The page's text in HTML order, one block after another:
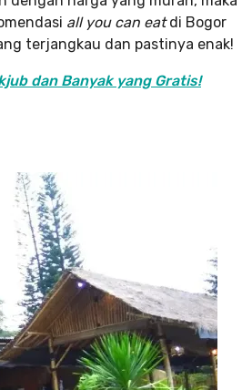
all you can eatdi Bogor
terjangkau dan pastinya enak!
dan Banyak yang Gratis!